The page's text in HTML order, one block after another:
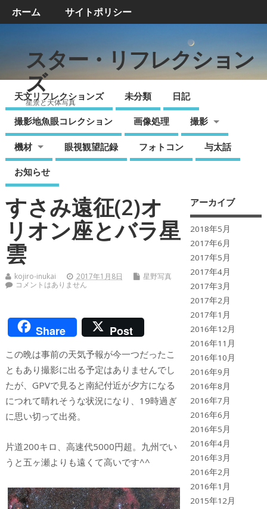
ホーム サイトポリシー
スター・リフレクション
ズ
星景と天体写真
天文リフレクションズ 未分類 日記
撮影地魚眼コレクション 画像処理 撮影
機材 眼視観望記録 フォトコン 与太話
お知らせ
すさみ遠征(2)オ
リオン座とバラ星
雲
kojiro-inukai 2017年1月8日
星野写真
コメントはありません
Share Post
この晩は事前の天気予報が今一つだったこ
ともあり撮影に出る予定はありませんでし
たが、GPVで見ると南紀付近が夕方になる
につれて晴れそうな状況になり、19時過ぎ
に思い切って出発。
片道200キロ、高速代5000円超。九州でい
うと五ヶ瀬よりも遠くて高いです^^
アーカイブ
2018年5月
2017年6月
2017年5月
2017年4月
2017年3月
2017年2月
2017年1月
2016年12月
2016年11月
2016年10月
2016年9月
2016年8月
2016年7月
2016年6月
2016年5月
2016年4月
2016年3月
2016年2月
2016年1月
2015年12月